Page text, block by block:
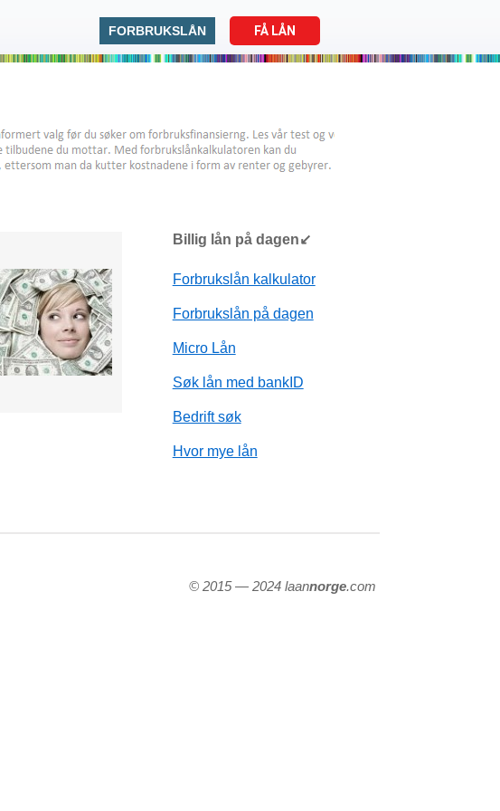
FORBRUKSLÅN FÅ LÅN
Billig lån på dagen↙
Forbrukslån kalkulator
Forbrukslån på dagen
Micro Lån
Søk lån med bankID
Bedrift søk
Hvor mye lån
© 2015 — 2024 laannorge.com